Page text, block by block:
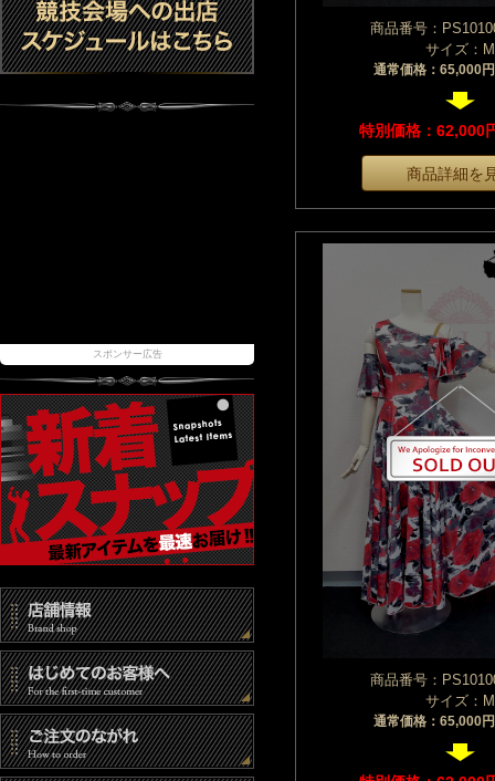
スポンサー広告
商品番号：
サイズ：M
通常価格：65,000
特別価格：62,000
商品詳細を
商品番号：
サイズ：M
通常価格：65,000